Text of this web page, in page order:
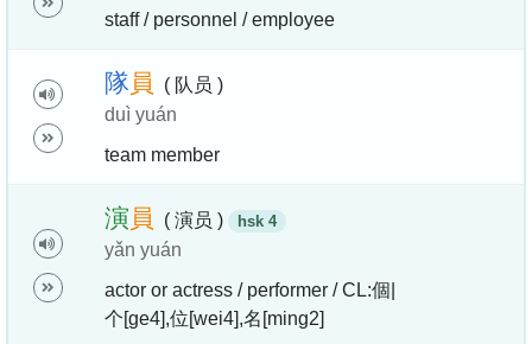
staff / personnel / employee
隊 員
( 队员 )
duì yuán
team member
演 員 ( 演员 ) hsk 4
yǎn yuán
actor or actress / performer / CL:個|
个[ge4],位[wei4],名[ming2]